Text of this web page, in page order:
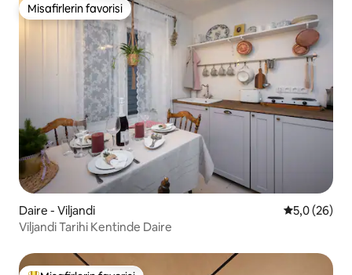
Misafirlerin favorisi
Misafirlerin favorisi
Daire - Viljandi 5 üzerinden
5,0 (26)
Viljandi Tarihi Kentinde Daire